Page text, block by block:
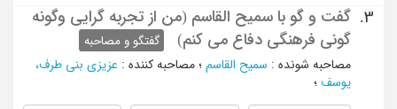
3.
گفت و گو با سمیح القاسم (من از تجربه گرایی وگونه
گونی فرهنگی دفاع می کنم)
گفتگو و مصاحبه
مصاحبه شونده : سمیح القاسم ؛ مصاحبه کننده : عزیزی بنی طرف،
یوسف ؛